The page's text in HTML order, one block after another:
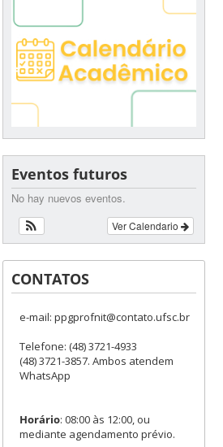
Eventos futuros
No hay nuevos eventos.
Ver Calendario
CONTATOS
e-mail: ppgprofnit@contato.ufsc.br
Telefone: (48) 3721-4933
(48) 3721-3857. Ambos atendem
WhatsApp
Horário: 08:00 às 12:00, ou
mediante agendamento prévio.